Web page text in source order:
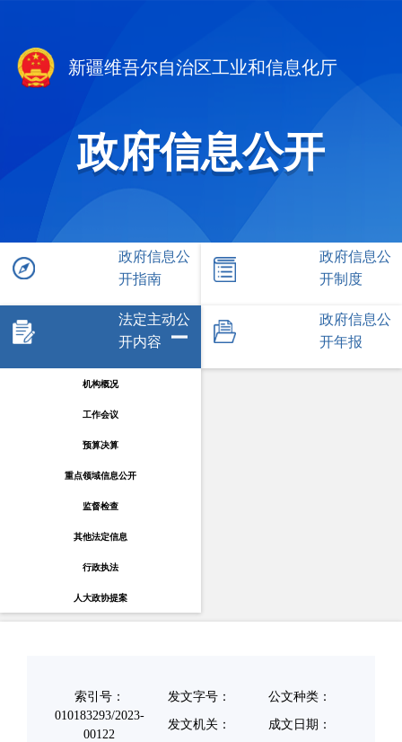
新疆维吾尔自治区工业和信息化厅
政府信息公开
政府信息公
开指南
政府信息公
开制度
法定主动公
开内容
机构概况
工作会议
预算决算
重点领域信息公开
监督检查
其他法定信息
行政执法
人大政协提案
政府信息公
开年报
索引号：
010183293/2023-
00122
发文字号： 公文种类：
发文机关： 成文日期：